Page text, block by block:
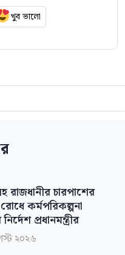
খুব ভালো
রাজধানীর চারপাশের
কর্মপরিকল্পনা
প্রধানমন্ত্রীর
২০২৬